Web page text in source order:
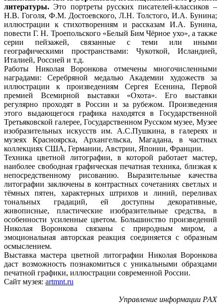
литературы. Это портреты русских писателей-классиков –
Н.В. Гоголя, Ф.М. Достоевского, Л.Н. Толстого, И.А. Бунина;
иллюстрации к стихотворениям и рассказам И.А. Бунина,
повести Г. Н. Троепольского «Белый Бим Чёрное ухо», а также
серии пейзажей, связанные с теми или иными
географическими пространствами: Чукоткой, Исландией,
Италией, Россией и т.д.
Работы Николая Воронкова отмечены многочисленными
наградами: Серебряной медалью Академии художеств за
иллюстрации к произведениям Сергея Есенина, Первой
премией Всемирной выставки «Охота». Его выставки
регулярно проходят в России и за рубежом. Произведения
этого выдающегося графика находятся в Государственной
Третьяковской галерее, Государственном Русском музее, Музее
изобразительных искусств им. А.С.Пушкина, в галереях и
музеях Красноярска, Архангельска, Магадана, в частных
коллекциях США, Германии, Австрии, Японии, Франции.
Техника цветной литографии, в которой работает мастер,
наиболее свободная графическая печатная техника, близкая к
непосредственному рисованию. Выразительные качества
литографии заключены в контрастных сочетаниях светлых и
тёмных пятен, характерных штрихов и линий, переливах
тональных градаций, ей доступны декоративные,
живописные, пластические изобразительные средства, в
особенности усиленные цветом. Большинство произведений
Николая Воронкова связаны с природным миром, а
эмоциональная авторская реакция соединяется с образным
осмыслением.
Выставка мастера цветной литографии Николая Воронкова
даст возможность познакомиться с уникальными образцами
печатной графики, иллюстрации современной России.
Сайт музея: artmnt.ru
Управление информации РАХ